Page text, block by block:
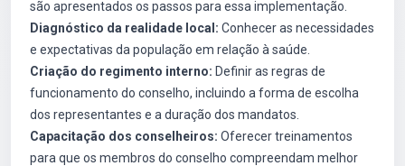
são apresentados os passos para essa implementação.
Diagnóstico da realidade local: Conhecer as necessidades
e expectativas da população em relação à saúde.
Criação do regimento interno: Definir as regras de
funcionamento do conselho, incluindo a forma de escolha
dos representantes e a duração dos mandatos.
Capacitação dos conselheiros: Oferecer treinamentos
para que os membros do conselho compreendam melhor